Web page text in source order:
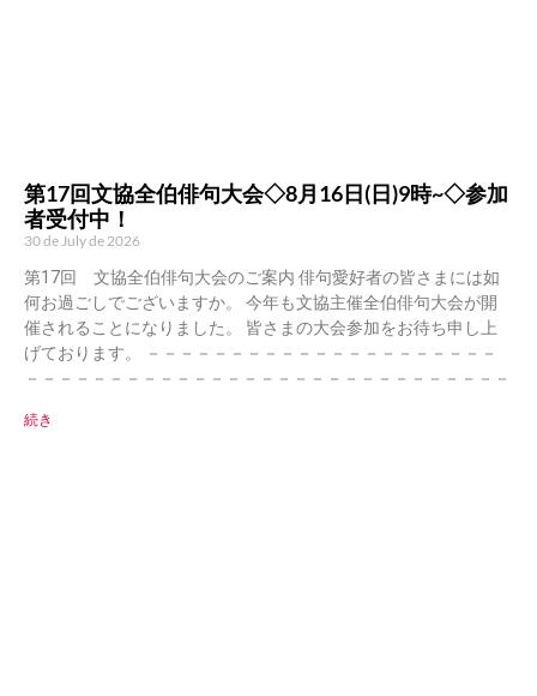
第17回文協全伯俳句大会◇8月16日(日)9時~◇参加
者受付中！
30 de July de 2026
第17回 文協全伯俳句大会のご案内 俳句愛好者の皆さまには如
何お過ごしでございますか。 今年も文協主催全伯俳句大会が開
催されることになりました。 皆さまの大会参加をお待ち申し上
げております。 －－－－－－－－－－－－－－－－－－－－－
－－－－－－－－－－－－－－－－－－－－－－－－－－－－－
続き